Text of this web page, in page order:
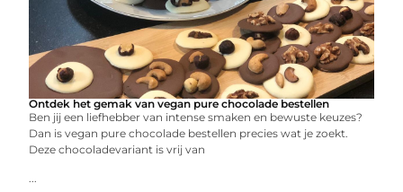
Ontdek het gemak van vegan pure chocolade bestellen
Ben jij een liefhebber van intense smaken en bewuste keuzes?
Dan is vegan pure chocolade bestellen precies wat je zoekt.
Deze chocoladevariant is vrij van
...